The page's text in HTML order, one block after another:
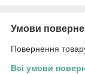
Умови
Повернення
Всі умови